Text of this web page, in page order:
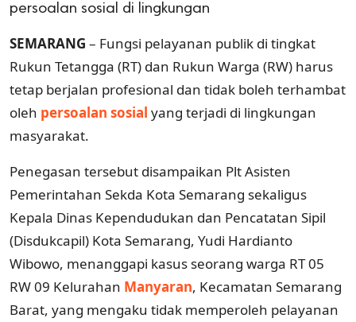
persoalan sosial di lingkungan
SEMARANG – Fungsi pelayanan publik di tingkat
Rukun Tetangga (RT) dan Rukun Warga (RW) harus
tetap berjalan profesional dan tidak boleh terhambat
oleh persoalan sosial yang terjadi di lingkungan
masyarakat.
Penegasan tersebut disampaikan Plt Asisten
Pemerintahan Sekda Kota Semarang sekaligus
Kepala Dinas Kependudukan dan Pencatatan Sipil
(Disdukcapil) Kota Semarang, Yudi Hardianto
Wibowo, menanggapi kasus seorang warga RT 05
RW 09 Kelurahan Manyaran, Kecamatan Semarang
Barat, yang mengaku tidak memperoleh pelayanan